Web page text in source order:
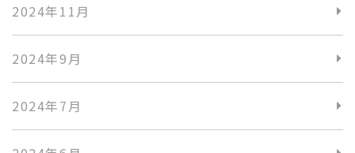
2024年11月
2024年9月
2024年7月